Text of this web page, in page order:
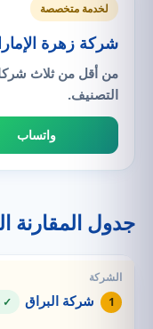
لخدمة متخصصة
شركة زهرة
من أقل من ثلاث
التصنيف.
واتساب
جدول المقارنة
1 شركة البراق ✓